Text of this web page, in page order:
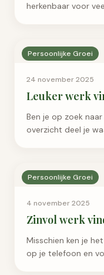
herkenbaar voor
Persoonlijke Groei
24 november 2025
Leuker werk
Ben je op zoek
overzicht deel je
Persoonlijke Groei
4 november 2025
Zinvol werk
Misschien ken je
op je telefoon en